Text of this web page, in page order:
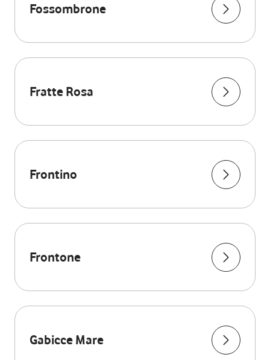
Fossombrone
Fratte Rosa
Frontino
Frontone
Gabicce Mare